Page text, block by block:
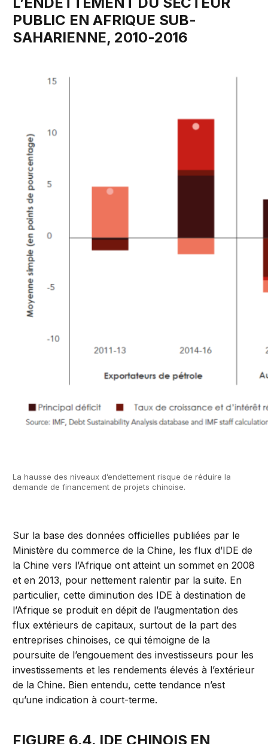
PUBLIC EN AFRIQUE SUB-
SAHARIENNE, 2010-2016
La hausse des niveaux d’endettement risque de réduire la
demande de financement de projets chinoise.
Sur la base des données officielles publiées par le
Ministère du commerce de la Chine, les flux d’IDE de
la Chine vers l’Afrique ont atteint un sommet en 2008
et en 2013, pour nettement ralentir par la suite. En
particulier, cette diminution des IDE à destination de
l’Afrique se produit en dépit de l’augmentation des
flux extérieurs de capitaux, surtout de la part des
entreprises chinoises, ce qui témoigne de la
poursuite de l’engouement des investisseurs pour les
investissements et les rendements élevés à l’extérieur
de la Chine. Bien entendu, cette tendance n’est
qu’une indication à court-terme.
FIGURE 6.4. IDE CHINOIS EN